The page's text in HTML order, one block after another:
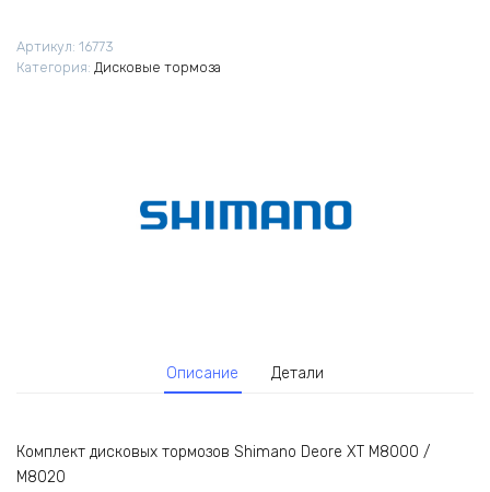
Артикул: 16773
Категория: Дисковые тормоза
Описание Детали
Комплект дисковых тормозов Shimano Deore XT M8000 /
M8020